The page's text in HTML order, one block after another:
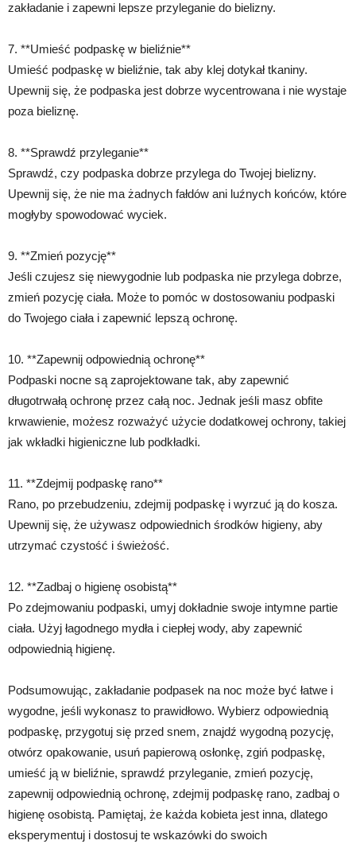
zakładanie i zapewni lepsze przyleganie do bielizny.
7. **Umieść podpaskę w bieliźnie**
Umieść podpaskę w bieliźnie, tak aby klej dotykał tkaniny.
Upewnij się, że podpaska jest dobrze wycentrowana i nie wystaje
poza bieliznę.
8. **Sprawdź przyleganie**
Sprawdź, czy podpaska dobrze przylega do Twojej bielizny.
Upewnij się, że nie ma żadnych fałdów ani luźnych końców, które
mogłyby spowodować wyciek.
9. **Zmień pozycję**
Jeśli czujesz się niewygodnie lub podpaska nie przylega dobrze,
zmień pozycję ciała. Może to pomóc w dostosowaniu podpaski
do Twojego ciała i zapewnić lepszą ochronę.
10. **Zapewnij odpowiednią ochronę**
Podpaski nocne są zaprojektowane tak, aby zapewnić
długotrwałą ochronę przez całą noc. Jednak jeśli masz obfite
krwawienie, możesz rozważyć użycie dodatkowej ochrony, takiej
jak wkładki higieniczne lub podkładki.
11. **Zdejmij podpaskę rano**
Rano, po przebudzeniu, zdejmij podpaskę i wyrzuć ją do kosza.
Upewnij się, że używasz odpowiednich środków higieny, aby
utrzymać czystość i świeżość.
12. **Zadbaj o higienę osobistą**
Po zdejmowaniu podpaski, umyj dokładnie swoje intymne partie
ciała. Użyj łagodnego mydła i ciepłej wody, aby zapewnić
odpowiednią higienę.
Podsumowując, zakładanie podpasek na noc może być łatwe i
wygodne, jeśli wykonasz to prawidłowo. Wybierz odpowiednią
podpaskę, przygotuj się przed snem, znajdź wygodną pozycję,
otwórz opakowanie, usuń papierową osłonkę, zgiń podpaskę,
umieść ją w bieliźnie, sprawdź przyleganie, zmień pozycję,
zapewnij odpowiednią ochronę, zdejmij podpaskę rano, zadbaj o
higienę osobistą. Pamiętaj, że każda kobieta jest inna, dlatego
eksperymentuj i dostosuj te wskazówki do swoich